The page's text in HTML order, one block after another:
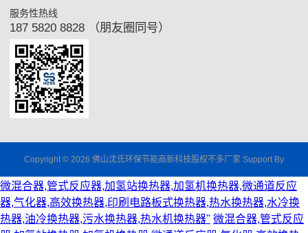
服务性热线
187 5820 8828 （朋友圈同号）
Copyright © 2026 佛山沈氏环保节能高新科技股权不多厂家 Support By
微混合器,管式反应器,加氢站换热器,加氢机换热器,微通道反应
器,气化器,高效换热器,印刷电路板式换热器,热水换热器,水冷换
热器,油冷换热器,污水换热器,热水机换热器" 微混合器,管式反应